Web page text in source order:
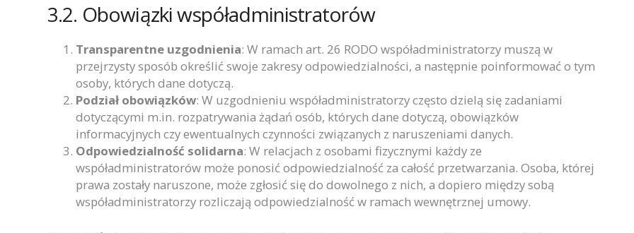
3.2. Obowiązki współadministratorów
Transparentne uzgodnienia: W ramach art. 26 RODO współadministratorzy muszą w
przejrzysty sposób określić swoje zakresy odpowiedzialności, a następnie poinformować o tym
osoby, których dane dotyczą.
Podział obowiązków: W uzgodnieniu współadministratorzy często dzielą się zadaniami
dotyczącymi m.in. rozpatrywania żądań osób, których dane dotyczą, obowiązków
informacyjnych czy ewentualnych czynności związanych z naruszeniami danych.
Odpowiedzialność solidarna: W relacjach z osobami fizycznymi każdy ze
współadministratorów może ponosić odpowiedzialność za całość przetwarzania. Osoba, której
prawa zostały naruszone, może zgłosić się do dowolnego z nich, a dopiero między sobą
współadministratorzy rozliczają odpowiedzialność w ramach wewnętrznej umowy.